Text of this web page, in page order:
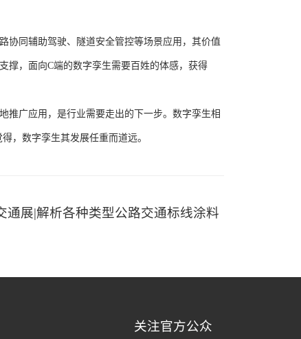
协同辅助驾驶、隧道安全管控等场景应用，其价值
撑，面向C端的数字孪生需要百姓的体感，获得
推广应用，是行业需要走出的下一步。数字孪生相
，数字孪生其发展任重而道远。
通展|解析各种类型公路交通标线涂料
关注官方公众